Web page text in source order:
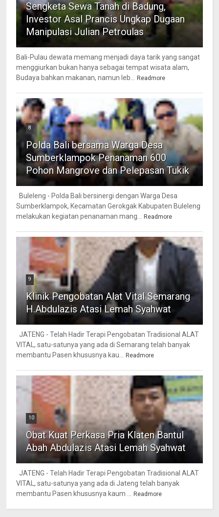
Sengketa Sewa Tanah di Badung,
Investor Asal Prancis Ungkap Dugaan
Manipulasi Julian Petroulas
Bali-Pulau dewata memang menjadi daya tarik yang sangat
menggiurkan bukan hanya sebagai tempat wisata alam,
Budaya bahkan makanan, namun leb...
Readmore
8
Polda Bali bersama Warga Desa
Sumberklampok Penanaman 600
Pohon Mangrove dan Pelepasan Tukik
Buleleng - Polda Bali bersinergi dengan Warga Desa
Sumberklampok, Kecamatan Gerokgak Kabupaten Buleleng
melakukan kegiatan penanaman mang...
Readmore
9
Klinik Pengobatan Alat Vital Semarang
H.Abdulazis Atasi Lemah Syahwat
JATENG - Telah Hadir Terapi Pengobatan Tradisional ALAT
VITAL, satu-satunya yang ada di Semarang telah banyak
membantu Pasen khususnya kau...
Readmore
10
Obat Kuat Perkasa Pria Klaten Bantul
Abah Abdulazis Atasi Lemah Syahwat
JATENG - Telah Hadir Terapi Pengobatan Tradisional ALAT
VITAL, satu-satunya yang ada di Jateng telah banyak
membantu Pasen khususnya kaum ...
Readmore